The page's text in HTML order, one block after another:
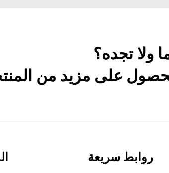
تجده؟
على مزيد من
روابط سريعة